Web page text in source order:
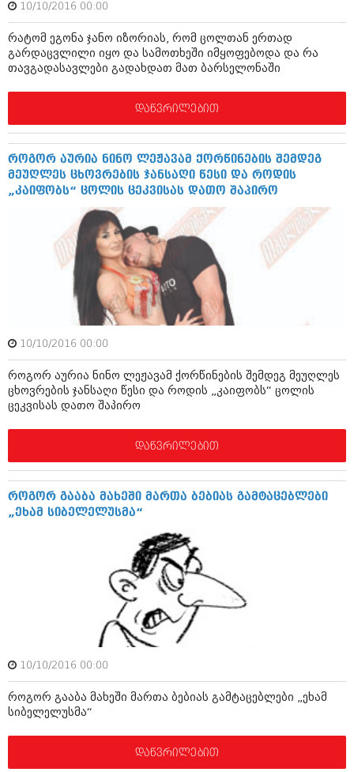
ოქტომბერი 2010 (341)
სექტემბერი 2010 (449)
აგვისტო 2010 (461)
ივლისი 2010 (556)
ივნისი 2010 (685)
აპრილი 2010 (229)
თებერვალი 2010 (421)
დეკემბერი 2009 (510)
ნოემბერი 2009 (308)
ოქტომბერი 2009 (382)
სექტემბერი 2009 (541)
აგვისტო 2009 (14)
ივლისი 2009 (118)
თებერვალი 0216 (1)
დეკემბერი 0215 (1)
ოქტომბერი 0215 (1)
აგვისტო 0215 (2)
აგვისტო 0212 (1)
ივნისი 0212 (2)
10/10/2016 00:00
რატომ ეგონა ჯანო იზორიას, რომ ცოლთან ერთად
გარდაცვლილი იყო და სამოთხეში იმყოფებოდა და რა
თავგადასავლები გადახდათ მათ ბარსელონაში
დაწვრილებით
როგორ აურია ნინო ლეჟავამ ქორწინების შემდეგ
მეუღლეს ცხოვრების ჯანსაღი წესი და როდის
„კაიფობს“ ცოლის ცეკვისას დათო შაპირო
10/10/2016 00:00
როგორ აურია ნინო ლეჟავამ ქორწინების შემდეგ მეუღლეს
ცხოვრების ჯანსაღი წესი და როდის „კაიფობს“ ცოლის
ცეკვისას დათო შაპირო
დაწვრილებით
როგორ გააბა მახეში მართა ბებიას გამტაცებლები
„ეხამ სიბელელუსმა“
10/10/2016 00:00
როგორ გააბა მახეში მართა ბებიას გამტაცებლები „ეხამ
სიბელელუსმა“
დაწვრილებით